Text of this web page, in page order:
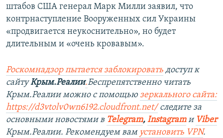
штабов США генерал Марк Милли заявил, что
контрнаступление Вооруженных сил Украины
«продвигается неукоснительно», но будет
длительным и «очень кровавым».
Роскомнадзор пытается заблокировать доступ к
сайтуКрым.Реалии.Беспрепятственно читать
Крым.Реалии можно с помощью зеркального сайта:
https://d3vtolv0wn6192.cloudfront.net/следите за
основными новостями в Telegram, Instagramи Viber
Крым.Реалии. Рекомендуем вам установить VPN.